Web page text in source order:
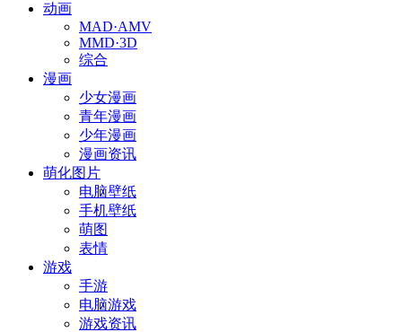
动画
MAD·AMV
MMD·3D
综合
漫画
少女漫画
青年漫画
少年漫画
漫画资讯
萌化图片
电脑壁纸
手机壁纸
萌图
表情
游戏
手游
电脑游戏
游戏资讯